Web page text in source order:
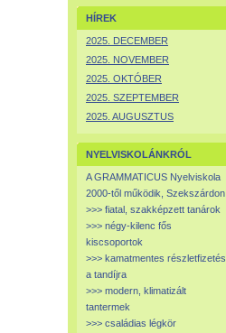
HÍREK
2025. DECEMBER
2025. NOVEMBER
2025. OKTÓBER
2025. SZEPTEMBER
2025. AUGUSZTUS
NYELVISKOLÁNKRÓL
A GRAMMATICUS Nyelviskola
2000-től működik, Szekszárdon.
>>> fiatal, szakképzett tanárok
>>> négy-kilenc fős
kiscsoportok
>>> kamatmentes részletfizetés
a tandíjra
>>> modern, klimatizált
tantermek
>>> családias légkör